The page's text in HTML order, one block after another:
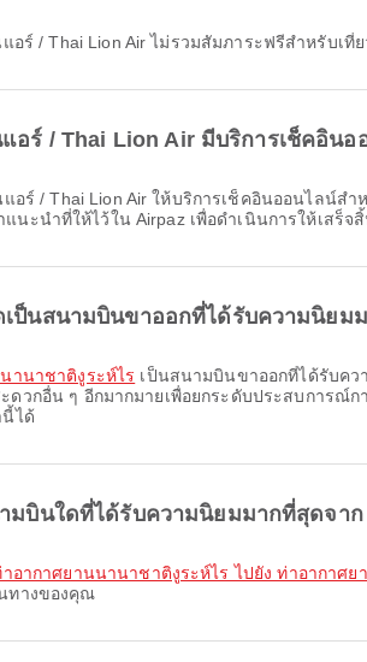
แอร์ / Thai Lion Air ไม่รวมสัมภาระฟรีสำหรับ
อร์ / Thai Lion Air มีบริการเช็คอิน
แนะนำที่ให้ไว้ใน Airpaz เพื่อดำเนินการให้เสร็จ
ป็นสนามบินขาออกที่ได้รับความนิยม
นานาชาติงูระห์ไร เป็นสนามบินขาออกที่ได้รับค
ดวกอื่น ๆ อีกมากมายเพื่อยกระดับประสบการณ์
ได้
มบินใดที่ได้รับความนิยมมากที่สุดจาก
าอากาศยานนานาชาติงูระห์ไร ไปยัง ท่าอากาศย
ทางของคุณ